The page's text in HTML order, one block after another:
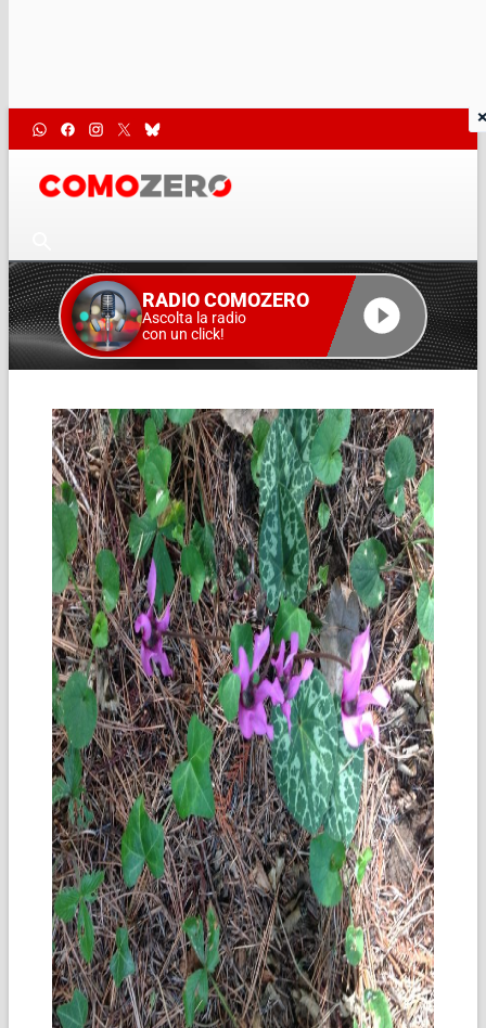
RADIO COMOZERO
Ascolta la radio
con un click!